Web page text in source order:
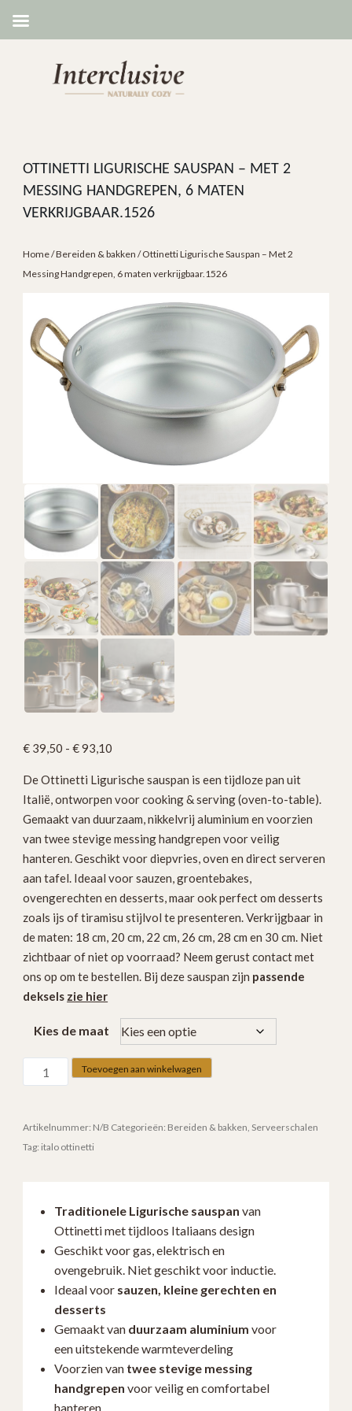
OTTINETTI LIGURISCHE SAUSPAN – MET 2
MESSING HANDGREPEN, 6 MATEN
VERKRIJGBAAR.1526
Home/Bereiden & bakken / Ottinetti Ligurische Sauspan – Met 2
Messing Handgrepen, 6 maten verkrijgbaar.1526
€ 39,50 - €93,10
tot
€ 93,10
De Ottinetti Ligurische sauspan is een tijdloze pan uit
Italië, ontworpen voor cooking & serving (oven-to-table).
Gemaakt van duurzaam, nikkelvrij aluminium en voorzien
van twee stevige messing handgrepen voor veilig
hanteren. Geschikt voor diepvries, oven en direct serveren
aan tafel. Ideaal voor sauzen, groentebakes,
ovengerechten en desserts, maar ook perfect om desserts
zoals ijs of tiramisu stijlvol te presenteren. Verkrijgbaar in
de maten: 18 cm, 20 cm, 22 cm, 26 cm, 28 cm en 30 cm. Niet
zichtbaar of niet op voorraad? Neem gerust contact met
ons op om te bestellen. Bij deze sauspan zijn passende
deksels zie hier
Kies de maat
Ottinetti
Ligurische
–
Met
Handgrepen,
maten
verkrijgbaar.1526
aantal
Toevoegen aan winkelwagen
Artikelnummer: N/B Categorieën: Bereiden & bakken, Serveerschalen
Tag: italo ottinetti
Traditionele Ligurische sauspan van
Ottinetti met tijdloos Italiaans design
Geschikt voor gas, elektrisch en
ovengebruik. Niet geschikt voor inductie.
Ideaal voor sauzen, kleine gerechten en
desserts
Gemaakt van duurzaam aluminium voor
een uitstekende warmteverdeling
Voorzien van twee stevige messing
handgrepen voor veilig en comfortabel
hanteren